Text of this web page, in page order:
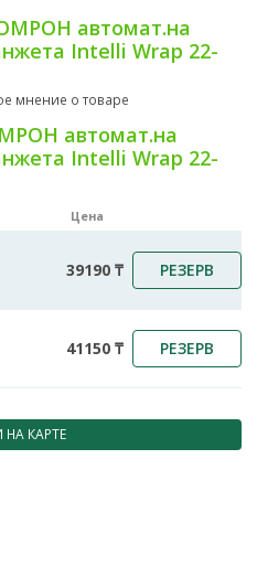
автомат.на
Intelli Wrap 22-
мнение о товаре
автомат.на
Intelli Wrap 22-
Цена
39190 ₸ РЕЗЕРВ
41150 ₸ РЕЗЕРВ
НА КАРТЕ